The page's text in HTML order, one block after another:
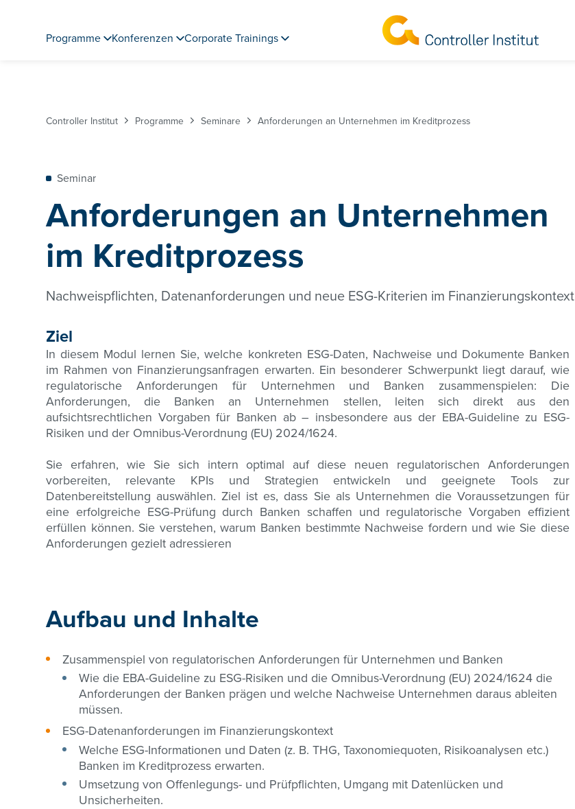
Programme Konferenzen Corporate Trainings
Controller Institut Programme Seminare Anforderungen an Unternehmen im Kreditprozess
Seminar
Anforderungen an Unternehmen
im Kreditprozess
Nachweispflichten, Datenanforderungen und neue ESG-Kriterien im Finanzierungskontext
Ziel
In diesem Modul lernen Sie, welche konkreten ESG-Daten, Nachweise und Dokumente Banken
im Rahmen von Finanzierungsanfragen erwarten. Ein besonderer Schwerpunkt liegt darauf, wie
regulatorische Anforderungen für Unternehmen und Banken zusammenspielen: Die
Anforderungen, die Banken an Unternehmen stellen, leiten sich direkt aus den
aufsichtsrechtlichen Vorgaben für Banken ab – insbesondere aus der EBA-Guideline zu ESG-
Risiken und der Omnibus-Verordnung (EU) 2024/1624.
Sie erfahren, wie Sie sich intern optimal auf diese neuen regulatorischen Anforderungen
vorbereiten, relevante KPIs und Strategien entwickeln und geeignete Tools zur
Datenbereitstellung auswählen. Ziel ist es, dass Sie als Unternehmen die Voraussetzungen für
eine erfolgreiche ESG-Prüfung durch Banken schaffen und regulatorische Vorgaben effizient
erfüllen können. Sie verstehen, warum Banken bestimmte Nachweise fordern und wie Sie diese
Anforderungen gezielt adressieren
Aufbau und Inhalte
Zusammenspiel von regulatorischen Anforderungen für Unternehmen und Banken
Wie die EBA-Guideline zu ESG-Risiken und die Omnibus-Verordnung (EU) 2024/1624 die
Anforderungen der Banken prägen und welche Nachweise Unternehmen daraus ableiten
müssen.
ESG-Datenanforderungen im Finanzierungskontext
Welche ESG-Informationen und Daten (z. B. THG, Taxonomiequoten, Risikoanalysen etc.)
Banken im Kreditprozess erwarten.
Umsetzung von Offenlegungs- und Prüfpflichten, Umgang mit Datenlücken und
Unsicherheiten.